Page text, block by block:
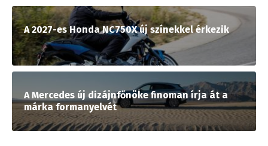
A 2027-es Honda NC750X új színekkel érkezik
A Mercedes új dizájnfőnöke finoman írja át a
márka formanyelvét